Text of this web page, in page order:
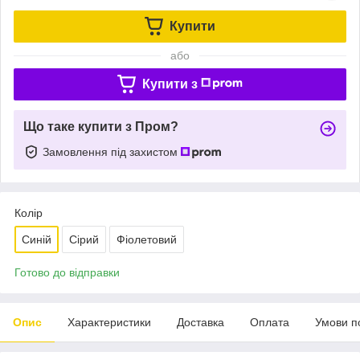
Купити
або
Купити з
Що таке купити з Пром?
Замовлення під захистом
Колір
Синій Сірий Фіолетовий
Готово до відправки
Опис Характеристики Доставка Оплата Умови